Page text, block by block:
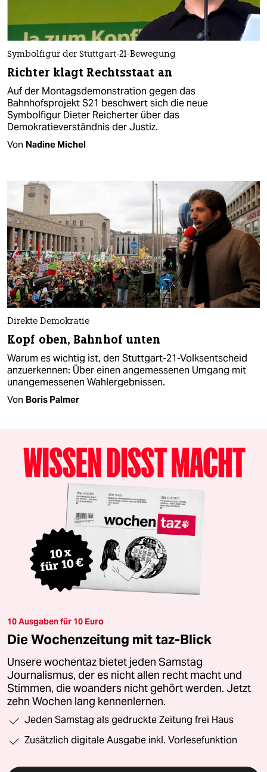
Symbolfigur der Stuttgart-21-Bewegung
Richter klagt Rechtsstaat an
Auf der Montagsdemonstration gegen das
Bahnhofsprojekt S21 beschwert sich die neue
Symbolfigur Dieter Reicherter über das
Demokratieverständnis der Justiz.
Von Nadine Michel
Direkte Demokratie
Kopf oben, Bahnhof unten
Warum es wichtig ist, den Stuttgart-21-Volksentscheid
anzuerkennen: Über einen angemessenen Umgang mit
unangemessenen Wahlergebnissen.
Von Boris Palmer
10 Ausgaben für 10 Euro
Die Wochenzeitung mit taz-Blick
Unsere wochentaz bietet jeden Samstag
Journalismus, der es nicht allen recht macht und
Stimmen, die woanders nicht gehört werden. Jetzt
zehn Wochen lang kennenlernen.
Jeden Samstag als gedruckte Zeitung frei Haus
Zusätzlich digitale Ausgabe inkl. Vorlesefunktion